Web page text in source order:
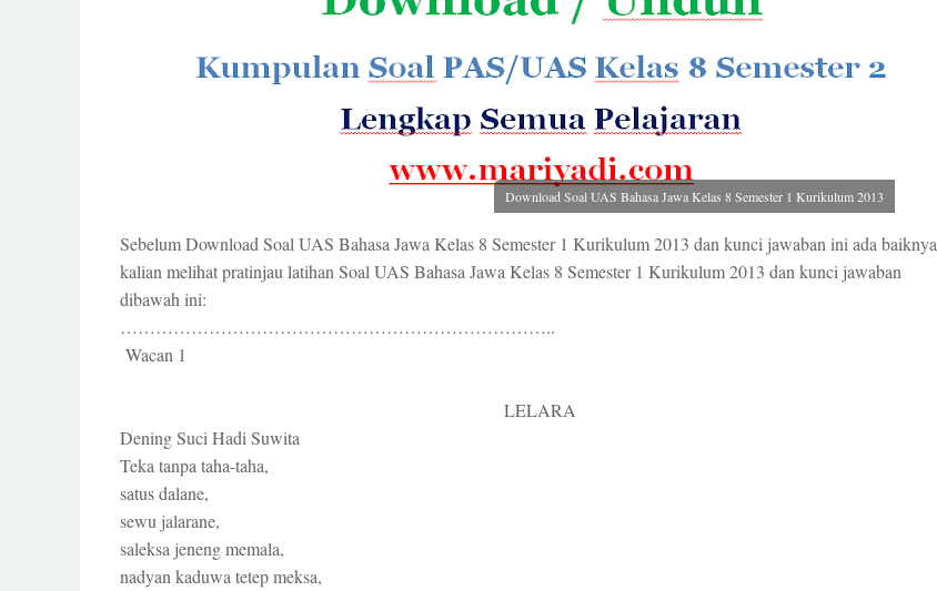
Download Soal UAS Bahasa Jawa Kelas 8 Semester 1 Kurikulum 2013
Sebelum Download Soal UAS Bahasa Jawa Kelas 8 Semester 1 Kurikulum 2013 dan kunci jawaban ini ada baiknya
kalian melihat pratinjau latihan Soal UAS Bahasa Jawa Kelas 8 Semester 1 Kurikulum 2013 dan kunci jawaban
dibawah ini:
………………………………………………………………..
Wacan 1
LELARA
Dening Suci Hadi Suwita
Teka tanpa taha-taha,
satus dalane,
sewu jalarane,
saleksa jeneng memala,
nadyan kaduwa tetep meksa,